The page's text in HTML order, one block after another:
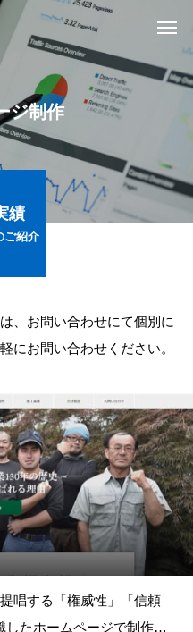
ジ制作
績
ご紹介
、お問い合わせにて個別に
にお問い合わせください。
唱する「権威性」「信頼
たホームページで制作さ